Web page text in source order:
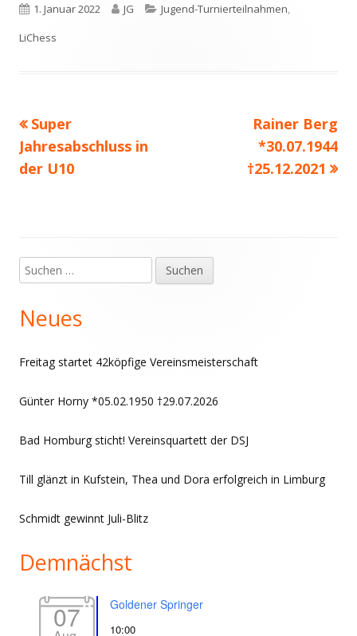
Veröffentlicht
am
1. Januar 2022 Autor
JG Kategorien
Jugend-Turnierteilnahmen,
LiChess
Beitragsnavigation
Vorheriger
Beitrag:
Super
Jahresabschluss in
der U10
Nächster
Beitrag
Rainer Berg
*30.07.1944
†25.12.2021
Haupt-
Seitenleiste
Suchen
nach:
Neues
Freitag startet 42köpfige Vereinsmeisterschaft
Günter Horny *05.02.1950 †29.07.2026
Bad Homburg sticht! Vereinsquartett der DSJ
Till glänzt in Kufstein, Thea und Dora erfolgreich in Limburg
Schmidt gewinnt Juli-Blitz
Demnächst
07 Goldener Springer
10:00